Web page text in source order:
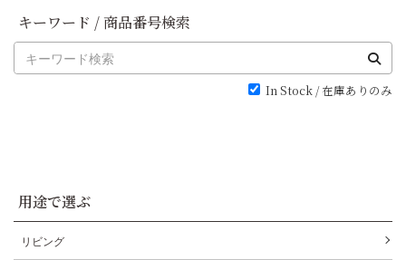
キーワード / 商品番号検索
In Stock / 在庫ありのみ
用途で選ぶ
リビング